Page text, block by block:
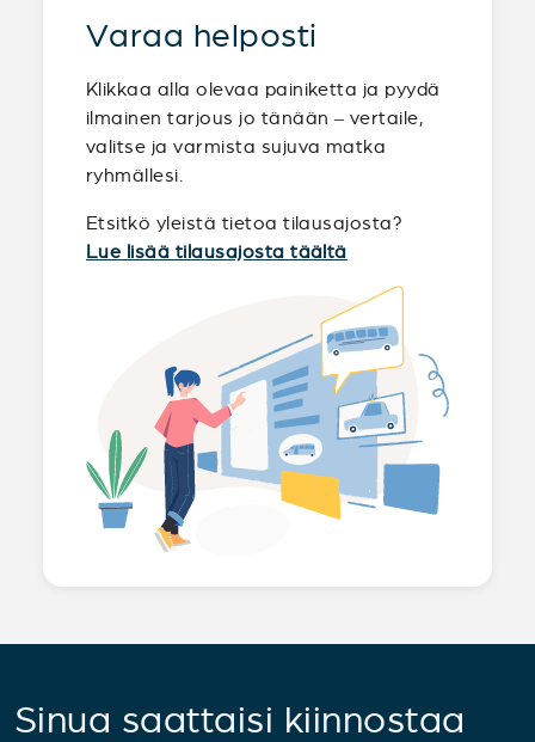
Varaa helposti
Klikkaa alla olevaa painiketta ja pyydä
ilmainen tarjous jo tänään – vertaile,
valitse ja varmista sujuva matka
ryhmällesi.
Etsitkö yleistä tietoa tilausajosta?
Lue lisää tilausajosta täältä
Sinua saattaisi kiinnostaa